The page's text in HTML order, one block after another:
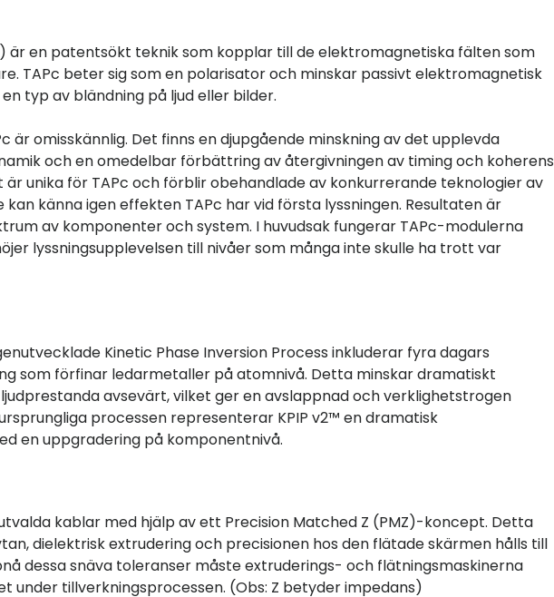
är en patentsökt teknik som kopplar till de elektromagnetiska fälten som
TAPc beter sig som en polarisator och minskar passivt elektromagnetisk
typ av bländning på ljud eller bilder.
är omisskännlig. Det finns en djupgående minskning av det upplevda
och en omedelbar förbättring av återgivningen av timing och koherens
unika för TAPc och förblir obehandlade av konkurrerande teknologier av
kan känna igen effekten TAPc har vid första lyssningen. Resultaten är
av komponenter och system. I huvudsak fungerar TAPc-modulerna
lyssningsupplevelsen till nivåer som många inte skulle ha trott var
Kinetic Phase Inversion Process inkluderar fyra dagars
som förfinar ledarmetaller på atomnivå. Detta minskar dramatiskt
avsevärt, vilket ger en avslappnad och verklighetstrogen
processen representerar KPIP v2™ en dramatisk
en uppgradering på komponentnivå.
kablar med hjälp av ett Precision Matched Z (PMZ)-koncept. Detta
dielektrisk extrudering och precisionen hos den flätade skärmen hålls till
dessa snäva toleranser måste extruderings- och flätningsmaskinerna
under tillverkningsprocessen. (Obs: Z betyder impedans)